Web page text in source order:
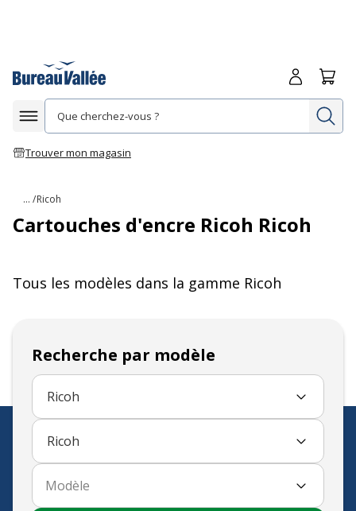
Afficher la navigation
Trouver mon magasin
Me
... /Ricoh
Cartouches d'encre Ricoh Ricoh
Tous les modèles dans la gamme Ricoh
Recherche par modèle
Ricoh
Ricoh
Modèle